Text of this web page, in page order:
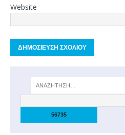
Website